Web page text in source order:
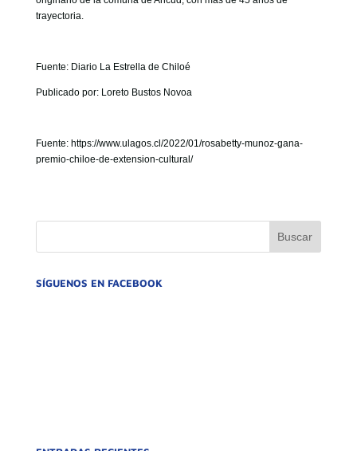
trayectoria.
Fuente: Diario La Estrella de Chiloé
Publicado por: Loreto Bustos Novoa
Fuente: https://www.ulagos.cl/2022/01/rosabetty-munoz-gana-
premio-chiloe-de-extension-cultural/
SÍGUENOS EN FACEBOOK